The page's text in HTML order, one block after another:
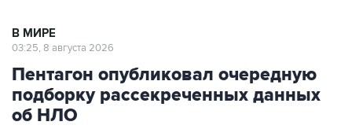
В МИРЕ
03:25, 8 августа 2026
Пентагон опубликовал очередную
подборку рассекреченных данных
об НЛО